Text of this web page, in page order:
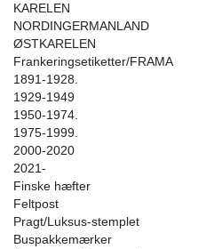
KARELEN
NORDINGERMANLAND
ØSTKARELEN
Frankeringsetiketter/FRAMA
1891-1928.
1929-1949
1950-1974.
1975-1999.
2000-2020
2021-
Finske hæfter
Feltpost
Pragt/Luksus-stemplet
Buspakkemærker